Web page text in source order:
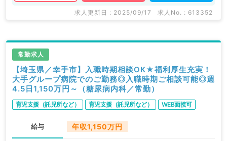
求人更新日 : 2025/09/17 求人No. : 613352
常勤求人
【埼玉県／幸手市】入職時期相談OK★福利厚生充実！
大手グループ病院でのご勤務◎入職時期ご相談可能◎週
4.5日1,150万円～（糖尿病内科／常勤）
育児支援（託児所など） 育児支援（託児所など） WEB面接可
給与 年収1,150万円